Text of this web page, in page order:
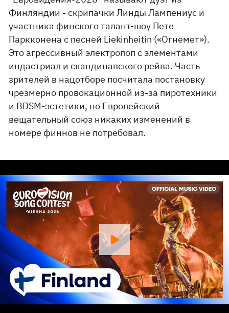
Финляндии - скрипачки Линды Лампениус и
участника финского талант-шоу Пете
Паркконена с песней Liekinheitin («Огнемет»).
Это агрессивный электропоп с элементами
индастриал и скандинавского рейва. Часть
зрителей в нацотборе посчитала постановку
чрезмерно провокационной из-за пиротехники
и BDSM-эстетики, но Европейский
вещательный союз никаких изменений в
номере финнов не потребовал.